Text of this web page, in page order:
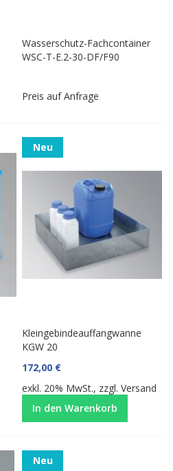
Wasserschutz-Fachcontainer
WSC-T-E.2-30-DF/F90
Preis auf Anfrage
Neu
Kleingebindeauffangwanne
KGW 20
172,00 €
exkl. 20% MwSt., zzgl.Versand
In den Warenkorb
Neu